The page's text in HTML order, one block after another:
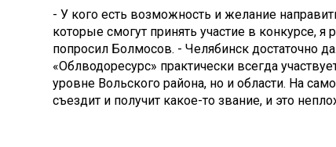
- У кого есть возможность и желание
которые смогут принять участие в конкурсе, я
попросил Болмосов. - Челябинск достаточно
«Облводоресурс» практически всегда
уровне Вольского района, но и области. На
съездит и получит какое-то звание, и это